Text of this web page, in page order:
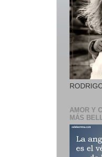
AMOR Y
MÁS